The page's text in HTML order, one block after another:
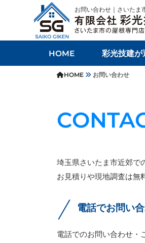
お問い合わせ｜さいたま
HOME 彩光技建が
HOME お問い合わせ
埼玉県さいたま市近郊で
お見積りや現地調査は無
電話でお問い
電話でのお問い合わせ・